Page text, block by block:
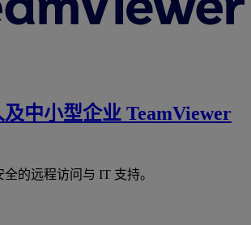
及中小型企业 TeamViewer
的远程访问与 IT 支持。